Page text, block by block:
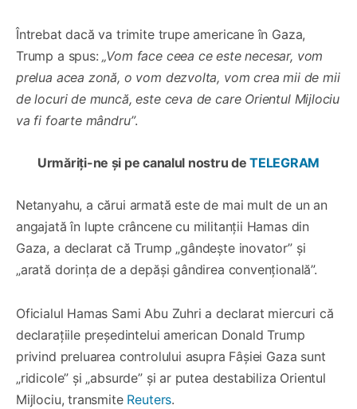
Întrebat dacă va trimite trupe americane în Gaza,
Trump a spus: „Vom face ceea ce este necesar, vom
prelua acea zonă, o vom dezvolta, vom crea mii de mii
de locuri de muncă, este ceva de care Orientul Mijlociu
va fi foarte mândru”.
Urmăriți-ne și pe canalul nostru deTELEGRAM
Netanyahu, a cărui armată este de mai mult de un an
angajată în lupte crâncene cu militanții Hamas din
Gaza, a declarat că Trump „gândește inovator” şi
„arată dorința de a depăși gândirea convențională”.
Oficialul Hamas Sami Abu Zuhri a declarat miercuri că
declarațiile președintelui american Donald Trump
privind preluarea controlului asupra Fâșiei Gaza sunt
„ridicole” și „absurde” și ar putea destabiliza Orientul
Mijlociu, transmite Reuters.